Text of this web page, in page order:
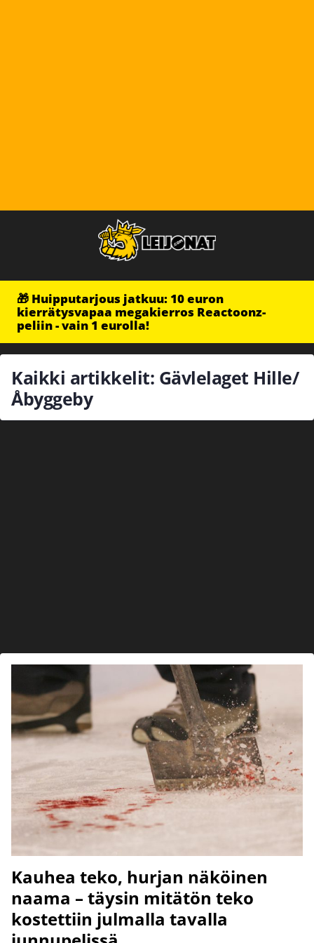
🎁 Huipputarjous jatkuu: 10 euron
kierrätysvapaa megakierros Reactoonz-
peliin - vain 1 eurolla!
Kaikki artikkelit: Gävlelaget Hille/
Åbyggeby
Kauhea teko, hurjan näköinen
naama – täysin mitätön teko
kostettiin julmalla tavalla